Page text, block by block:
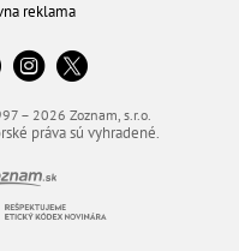
reklama
– 2026 Zoznam, s.r.o.
práva sú vyhradené.